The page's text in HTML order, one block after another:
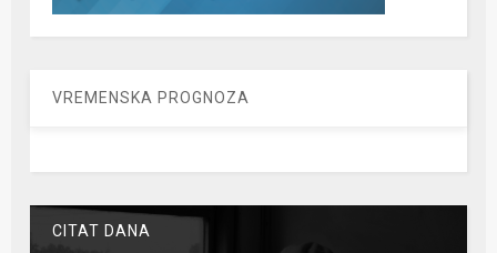
VREMENSKA PROGNOZA
CITAT DANA